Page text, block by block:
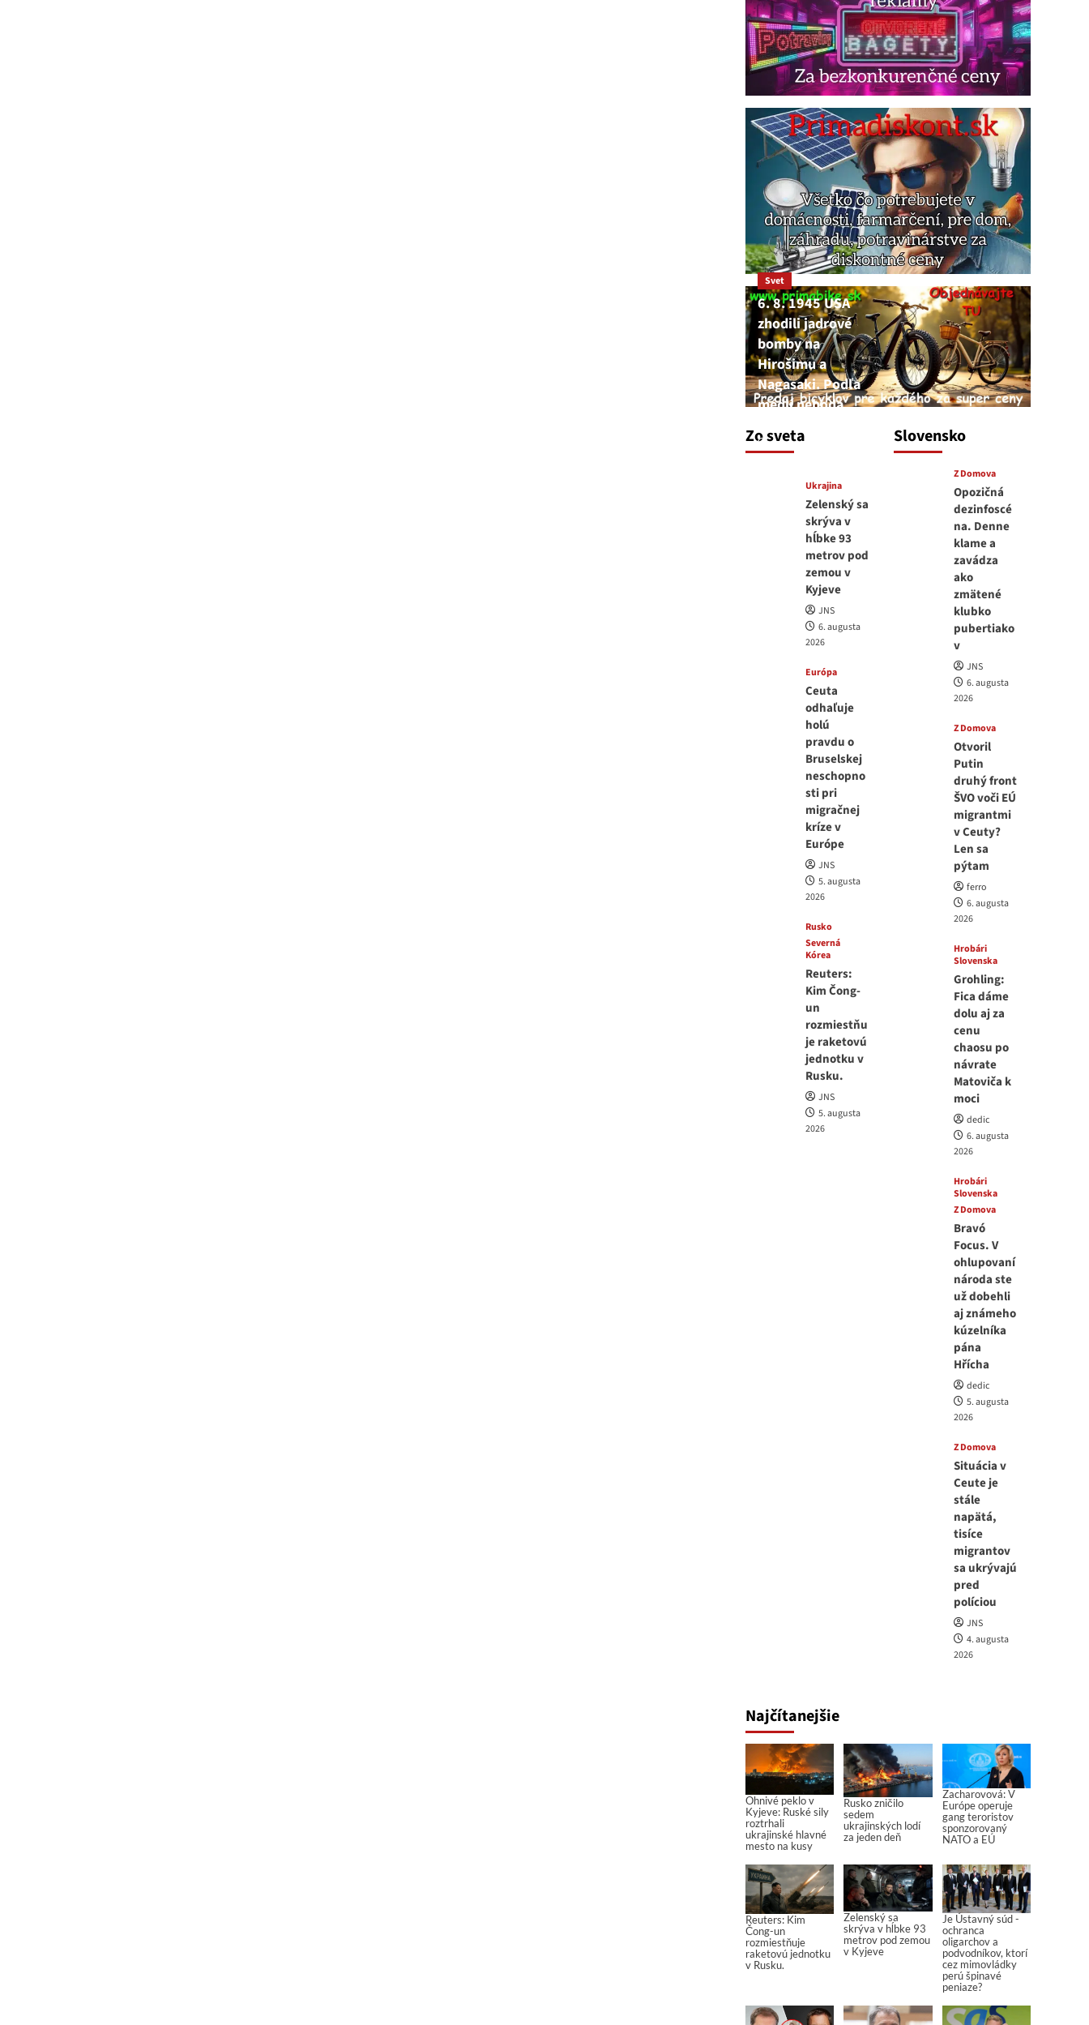
Zo sveta
Svet
6. 8. 1945 USA
zhodili jadrové
bomby na
Hirošimu a
Nagasaki. Podľa
médií nehoda
6. augusta 2026
Ukrajina
Zelenský sa
skrýva v
hĺbke 93
metrov pod
zemou v
Kyjeve
JNS
6. augusta
2026
Európa
Ceuta
odhaľuje
holú
pravdu o
Bruselskej
neschopno
sti pri
migračnej
kríze v
Európe
JNS
5. augusta
2026
Rusko
Severná
Kórea
Reuters:
Kim Čong-
un
rozmiestňu
je raketovú
jednotku v
Rusku.
JNS
5. augusta
2026
Slovensko
Z Domova
Opozičná
dezinfoscé
na. Denne
klame a
zavádza
ako
zmätené
klubko
pubertiako
v
JNS
6. augusta
2026
Z Domova
Otvoril
Putin
druhý front
ŠVO voči EÚ
migrantmi
v Ceuty?
Len sa
pýtam
ferro
6. augusta
2026
Hrobári
Slovenska
Grohling:
Fica dáme
dolu aj za
cenu
chaosu po
návrate
Matoviča k
moci
dedic
6. augusta
2026
Hrobári
Slovenska
Z Domova
Bravó
Focus. V
ohlupovaní
národa ste
už dobehli
aj známeho
kúzelníka
pána
Hřícha
dedic
5. augusta
2026
Z Domova
Situácia v
Ceute je
stále
napätá,
tisíce
migrantov
sa ukrývajú
pred
políciou
JNS
4. augusta
2026
Najčítanejšie
Ohnivé peklo v
Kyjeve: Ruské sily
roztrhali
ukrajinské hlavné
mesto na kusy
Rusko zničilo
sedem
ukrajinských lodí
za jeden deň
Zacharovová: V
Európe operuje
gang teroristov
sponzorovaný
NATO a EÚ
Reuters: Kim
Čong-un
rozmiestňuje
raketovú jednotku
v Rusku.
Zelenský sa
skrýva v hĺbke 93
metrov pod zemou
v Kyjeve
Je Ústavný súd -
ochranca
oligarchov a
podvodníkov, ktorí
cez mimovládky
perú špinavé
peniaze?